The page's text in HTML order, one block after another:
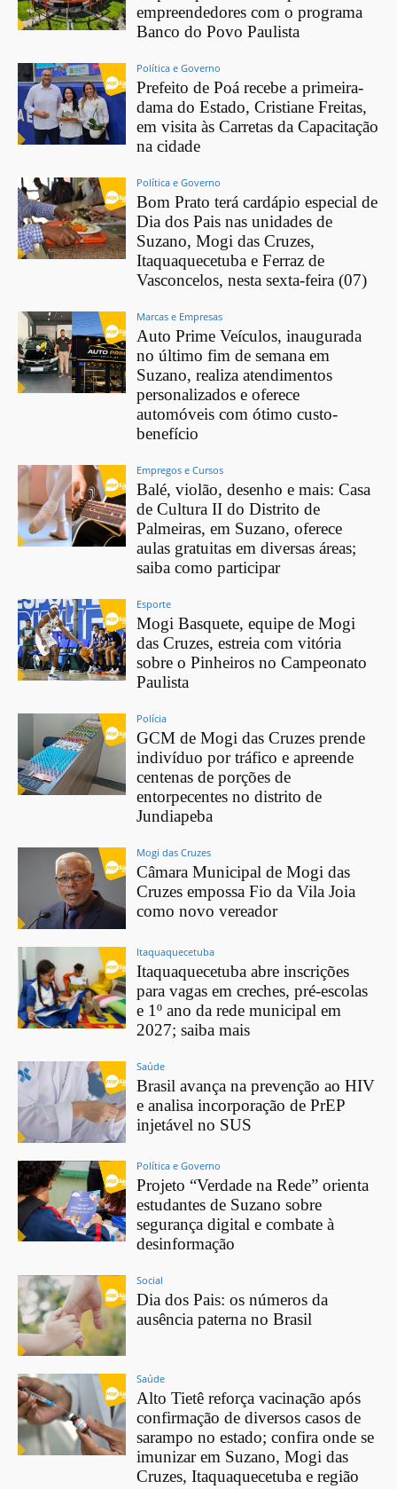
empreendedores com o programa
Banco do Povo Paulista
Política e Governo
Prefeito de Poá recebe a primeira-
dama do Estado, Cristiane Freitas,
em visita às Carretas da Capacitação
na cidade
Política e Governo
Bom Prato terá cardápio especial de
Dia dos Pais nas unidades de
Suzano, Mogi das Cruzes,
Itaquaquecetuba e Ferraz de
Vasconcelos, nesta sexta-feira (07)
Marcas e Empresas
Auto Prime Veículos, inaugurada
no último fim de semana em
Suzano, realiza atendimentos
personalizados e oferece
automóveis com ótimo custo-
benefício
Empregos e Cursos
Balé, violão, desenho e mais: Casa
de Cultura II do Distrito de
Palmeiras, em Suzano, oferece
aulas gratuitas em diversas áreas;
saiba como participar
Esporte
Mogi Basquete, equipe de Mogi
das Cruzes, estreia com vitória
sobre o Pinheiros no Campeonato
Paulista
Polícia
GCM de Mogi das Cruzes prende
indivíduo por tráfico e apreende
centenas de porções de
entorpecentes no distrito de
Jundiapeba
Mogi das Cruzes
Câmara Municipal de Mogi das
Cruzes empossa Fio da Vila Joia
como novo vereador
Itaquaquecetuba
Itaquaquecetuba abre inscrições
para vagas em creches, pré-escolas
e 1º ano da rede municipal em
2027; saiba mais
Saúde
Brasil avança na prevenção ao HIV
e analisa incorporação de PrEP
injetável no SUS
Política e Governo
Projeto “Verdade na Rede” orienta
estudantes de Suzano sobre
segurança digital e combate à
desinformação
Social
Dia dos Pais: os números da
ausência paterna no Brasil
Saúde
Alto Tietê reforça vacinação após
confirmação de diversos casos de
sarampo no estado; confira onde se
imunizar em Suzano, Mogi das
Cruzes, Itaquaquecetuba e região